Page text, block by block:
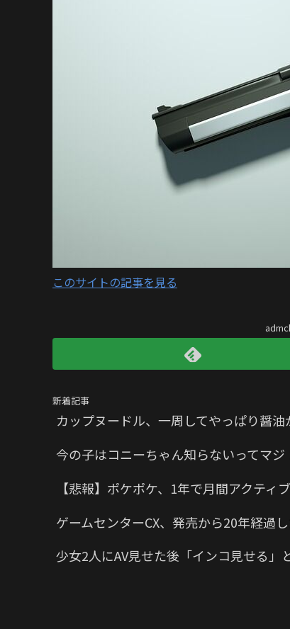
このサイトの記事を見る
新着記事
カップヌードル、一周してやっぱり醤油
今の子はコニーちゃん知らないってマジ
【悲報】ポケポケ、1年で月間アクテ
ゲームセンターCX、発売から20年経過
少女2人にAV見せた後「インコ見せる